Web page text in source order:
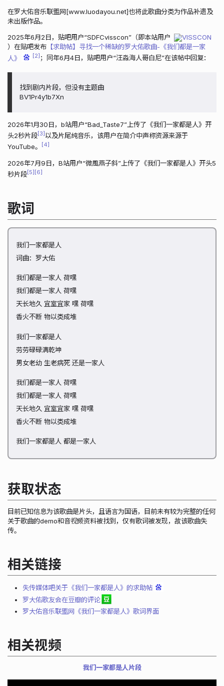
在罗大佑音乐联盟网[www.luodayou.net]也将此歌曲分类为作品补遗及
未出版作品。
2025年6月2日，贴吧用户“SDFCvisscon”（即本站用户
VISSCON
）在贴吧发布 【求助帖】寻找一个稀缺的罗大佑歌曲-《我们都是一家
人》
2 ；同年6月4日，贴吧用户“汪淼海人哥白尼”在该帖中回复：
找到剧内片段，但没有主题曲
BV1Pr4y1b7Xn
2026年1月30日，b站用户“Bad_Taste7”上传了《我们一家都是人》开
头2秒片段 3 以及片尾纯音乐，该用户在简介中声称资源来源于
YouTube。
4
2026年7月9日，B站用户“微風燕子斜”上传了《我们一家都是人》开头5
秒片段 5 6
歌词
我们一家都是人
词曲：罗大佑
我们都是一家人 荷嘿
我们都是一家人 荷嘿
天长地久 宜室宜家 嘿 荷嘿
香火不断 物以类成堆
我们一家都是人
劳劳碌碌满乾坤
男女老幼 生老病死 还是一家人
我们都是一家人 荷嘿
我们都是一家人 荷嘿
天长地久 宜室宜家 嘿 荷嘿
香火不断 物以类成堆
我们一家都是人 都是一家人
获取状态
目前已知信息为该歌曲是片头，且语言为国语，目前未有较为完整的任何
关于歌曲的demo和音视频资料被找到，仅有歌词被发现，故该歌曲失
传。
相关链接
失传媒体吧关于《我们一家都是人》的求助帖
罗大佑歌友会在豆瓣的评论
罗大佑音乐联盟网《我们一家都是人》歌词界面
相关视频
我们一家都是人片段